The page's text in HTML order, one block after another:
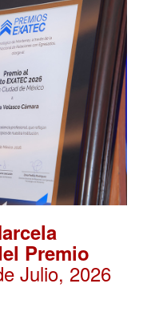
Premio
Julio, 2026